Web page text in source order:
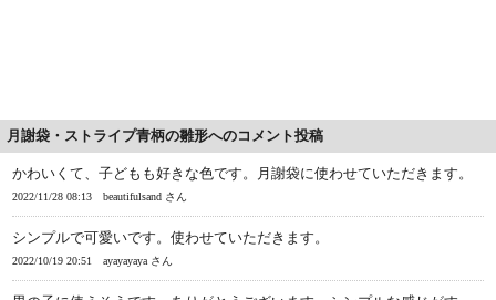
月謝袋・ストライプ青柄の雛形へのコメント投稿
かわいくて、子どもも好きな色です。月謝袋に使わせていただきます。
2022/11/28 08:13 beautifulsand さん
シンプルで可愛いです。使わせていただきます。
2022/10/19 20:51 ayayayaya さん